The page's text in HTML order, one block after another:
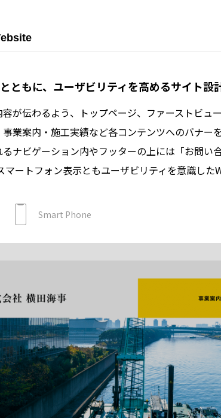
ともに、ユーザビリティを高めるサイト設
が伝わるよう、トップページ、ファーストビ
業案内・施工実績など各コンテンツへのバナ
るナビゲーション内やフッターの上には「お問
マートフォン表示ともユーザビリティを意識した
Smart Phone